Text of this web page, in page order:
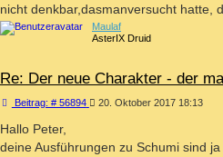
nicht denkbar,dasmanversucht hatte,
Maulaf
AsterIX Druid
Re: Der neue Charakter - der
Beitrag: # 56894Beitrag
20. Oktober 2017 18:13
Hallo Peter,
deine Ausführungen zu Schumi sind